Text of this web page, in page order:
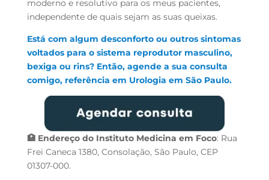
moderno e resolutivo para os meus pacientes,
independente de quais sejam as suas queixas.
Está com algum desconforto ou outros sintomas
voltados para o sistema reprodutor masculino,
bexiga ou rins? Então, agende a sua consulta
comigo, referência em Urologia em São Paulo.
🏥 Endereço do Instituto Medicina em Foco: Rua
Frei Caneca 1380, Consolação, São Paulo, CEP
01307-000.